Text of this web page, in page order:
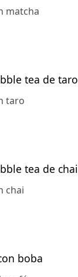
matcha
tea de taro
taro
tea de chai
chai
boba